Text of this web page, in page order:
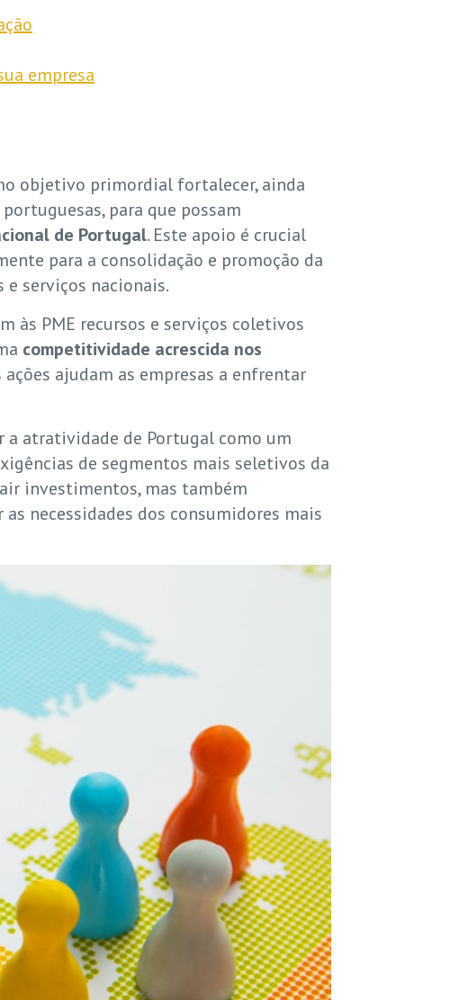
empresa
objetivo primordial fortalecer, ainda
para que possam
de Portugal. Este apoio é crucial
para a consolidação e promoção da
serviços nacionais.
às PME recursos e serviços coletivos
competitividade acrescida nos
ajudam as empresas a enfrentar
a atratividade de Portugal como um
de segmentos mais seletivos da
investimentos, mas também
necessidades dos consumidores mais